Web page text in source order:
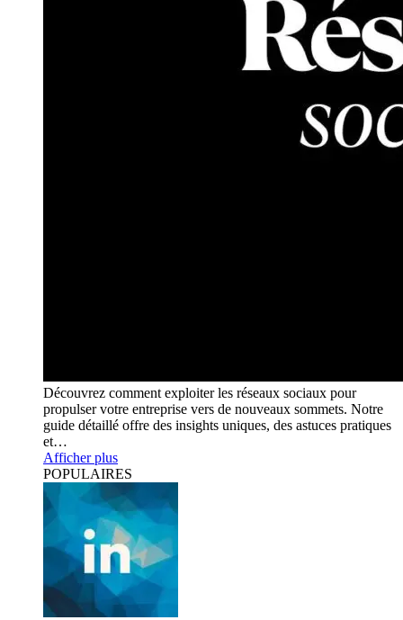
Découvrez comment exploiter les réseaux sociaux pour
propulser votre entreprise vers de nouveaux sommets. Notre
guide détaillé offre des insights uniques, des astuces pratiques
et…
Afficher plus
POPULAIRES